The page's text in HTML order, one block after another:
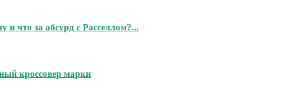
и что за абсурд с Расселлом?...
кроссовер марки